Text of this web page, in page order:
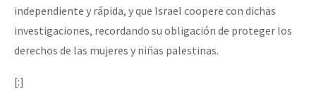
independiente y rápida, y que Israel coopere con dichas
investigaciones, recordando su obligación de proteger los
derechos de las mujeres y niñas palestinas.
[:]